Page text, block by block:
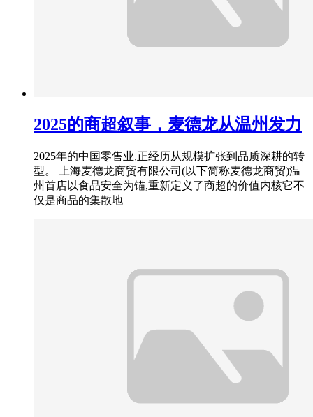
2025的商超叙事，麦德龙从温州发力
2025年的中国零售业,正经历从规模扩张到品质深耕的转
型。 上海麦德龙商贸有限公司(以下简称麦德龙商贸)温
州首店以食品安全为锚,重新定义了商超的价值内核它不
仅是商品的集散地